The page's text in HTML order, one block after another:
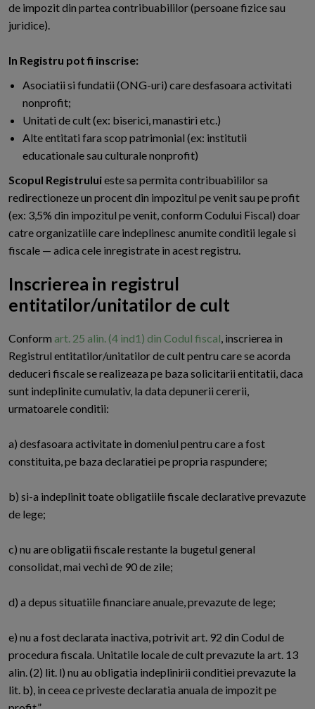
de impozit din partea contribuabililor (persoane fizice sau
juridice).
In Registru pot fi inscrise:
Asociatii si fundatii (ONG-uri) care desfasoara activitati
nonprofit;
Unitati de cult (ex: biserici, manastiri etc.)
Alte entitati fara scop patrimonial (ex: institutii
educationale sau culturale nonprofit)
Scopul Registruluieste sa permita contribuabililor sa
redirectioneze un procent din impozitul pe venit sau pe profit
(ex: 3,5% din impozitul pe venit, conform Codului Fiscal) doar
catre organizatiile care indeplinesc anumite conditii legale si
fiscale — adica cele inregistrate in acest registru.
Inscrierea in registrul
entitatilor/unitatilor de cult
Conform art. 25 alin. (4 ind1) din Codul fiscal, inscrierea in
Registrul entitatilor/unitatilor de cult pentru care se acorda
deduceri fiscale se realizeaza pe baza solicitarii entitatii, daca
sunt indeplinite cumulativ, la data depunerii cererii,
urmatoarele conditii:
a) desfasoara activitate in domeniul pentru care a fost
constituita, pe baza declaratiei pe propria raspundere;
b) si-a indeplinit toate obligatiile fiscale declarative prevazute
de lege;
c) nu are obligatii fiscale restante la bugetul general
consolidat, mai vechi de 90 de zile;
d) a depus situatiile financiare anuale, prevazute de lege;
e) nu a fost declarata inactiva, potrivit art. 92 din Codul de
procedura fiscala. Unitatile locale de cult prevazute la art. 13
alin. (2) lit. l) nu au obligatia indeplinirii conditiei prevazute la
lit. b), in ceea ce priveste declaratia anuala de impozit pe